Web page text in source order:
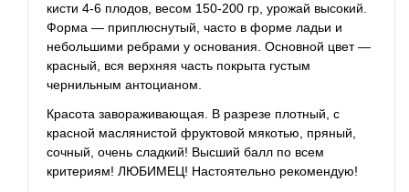
кисти 4-6 плодов, весом 150-200 гр, урожай высокий.
Форма — приплюснутый, часто в форме ладьи и
небольшими ребрами у основания. Основной цвет —
красный, вся верхняя часть покрыта густым
чернильным антоцианом.
Красота завораживающая. В разрезе плотный, с
красной маслянистой фруктовой мякотью, пряный,
сочный, очень сладкий! Высший балл по всем
критериям! ЛЮБИМЕЦ! Настоятельно рекомендую!